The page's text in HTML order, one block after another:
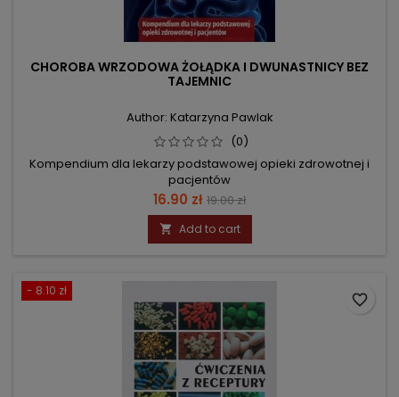
CHOROBA WRZODOWA ŻOŁĄDKA I DWUNASTNICY BEZ
TAJEMNIC
Author: Katarzyna Pawlak
(0)
Kompendium dla lekarzy podstawowej opieki zdrowotnej i
pacjentów
Price
16.90 zł Regular
price
19.00 zł
 Add to cart
- 8.10 zł
favorite_border